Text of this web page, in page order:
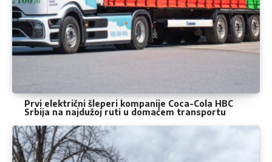
Prvi električni šleperi kompanije Coca-Cola HBC
Srbija na najdužoj ruti u domaćem transportu